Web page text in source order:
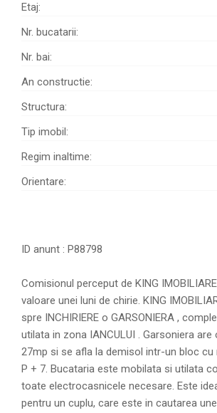
Etaj:
Nr. bucatarii:
Nr. bai:
An constructie:
Structura:
Tip imobil:
Regim inaltime:
Orientare:
ID anunt : P88798
Comisionul perceput de KING
valoare unei luni de chirie. KING
spre INCHIRIERE o GARSONIERA ,
utilata in zona IANCULUI . Garsoniera
27mp si se afla la demisol intr-un bloc cu
P + 7. Bucataria este mobilata si utilata
toate electrocasnicele necesare. Este
pentru un cuplu, care este in cautarea